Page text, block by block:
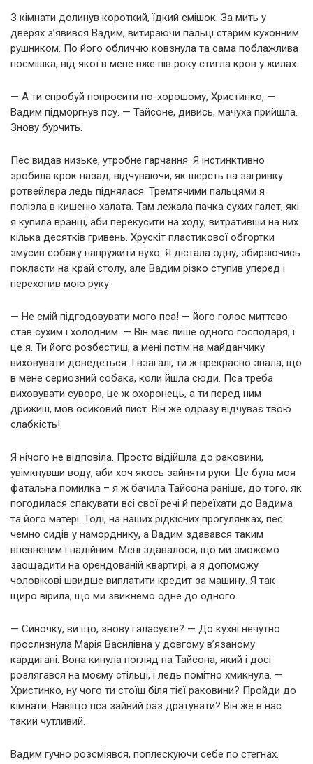
З кімнати долинув короткий, їдкий смішок. За мить у
дверях з’явився Вадим, витираючи пальці старим кухонним
рушником. По його обличчю ковзнула та сама поблажлива
посмішка, від якої в мене вже пів року стигла кров у жилах.
— А ти спробуй попросити по-хорошому, Христинко, —
Вадим підморгнув псу. — Тайсоне, дивись, мачуха прийшла.
Знову бурчить.
Пес видав низьке, утробне гарчання. Я інстинктивно
зробила крок назад, відчуваючи, як шерсть на загривку
ротвейлера ледь піднялася. Тремтячими пальцями я
полізла в кишеню халата. Там лежала пачка сухих галет, які
я купила вранці, аби перекусити на ходу, витративши на них
кілька десятків гривень. Хрускіт пластикової обгортки
змусив собаку напружити вухо. Я дістала одну, збираючись
покласти на край столу, але Вадим різко ступив уперед і
перехопив мою руку.
— Не смій підгодовувати мого пса! — його голос миттєво
став сухим і холодним. — Він має лише одного господаря, і
це я. Ти його розбестиш, а мені потім на майданчику
виховувати доведеться. І взагалі, ти ж прекрасно знала, що
в мене серйозний собака, коли йшла сюди. Пса треба
виховувати суворо, це ж охоронець, а ти перед ним
дрижиш, мов осиковий лист. Він же одразу відчуває твою
слабкість!
Я нічого не відповіла. Просто відійшла до раковини,
увімкнувши воду, аби хоч якось зайняти руки. Це була моя
фатальна помилка – я ж бачила Тайсона раніше, до того, як
погодилася спакувати всі свої речі й переїхати до Вадима
та його матері. Тоді, на наших рідкісних прогулянках, пес
чемно сидів у наморднику, а Вадим здавався таким
впевненим і надійним. Мені здавалося, що ми зможемо
заощадити на орендованій квартирі, а я допоможу
чоловікові швидше виплатити кредит за машину. Я так
щиро вірила, що ми звикнемо одне до одного.
— Синочку, ви що, знову галасуєте? — До кухні нечутно
прослизнула Марія Василівна у довгому в’язаному
кардигані. Вона кинула погляд на Тайсона, який і досі
розлягався на моєму стільці, і ледь помітно хмикнула. —
Христинко, ну чого ти стоїш біля тієї раковини? Пройди до
кімнати. Навіщо пса зайвий раз дратувати? Він же в нас
такий чутливий.
Вадим гучно розсміявся, поплескуючи себе по стегнах.